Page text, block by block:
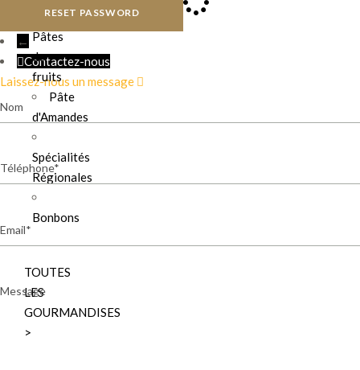
Pâtes
de
fruits
Pâte
d'Amandes
Spécialités
Régionales
Bonbons
TOUTES
LES
GOURMANDISES
>
RESET PASSWORD
←
Contactez-nous
Laissez-nous un message
Nom
Téléphone
Email
Message